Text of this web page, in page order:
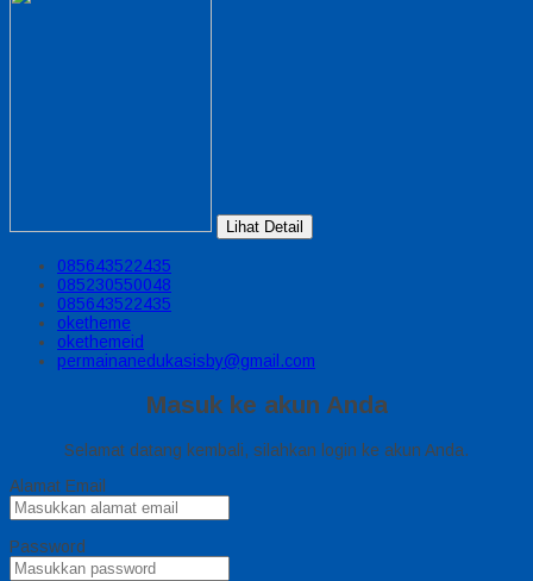
Lihat Detail
085643522435
085230550048
085643522435
oketheme
okethemeid
permainanedukasisby@gmail.com
Masuk ke akun Anda
Selamat datang kembali, silahkan login ke akun Anda.
Alamat Email
Password